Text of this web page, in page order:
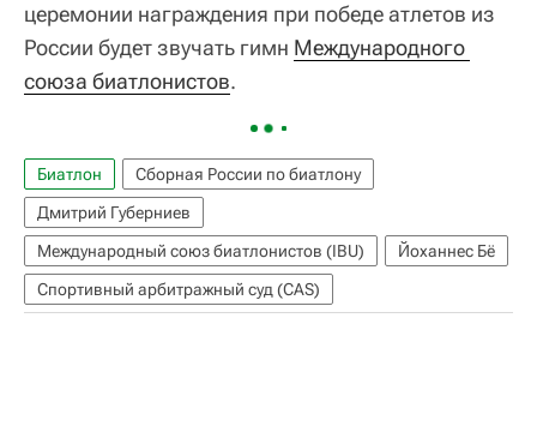
церемонии награждения при победе атлетов из
России будет звучать гимн Международного
союза биатлонистов.
Биатлон
Сборная России по биатлону
Дмитрий Губерниев
Международный союз биатлонистов (IBU)
Йоханнес Бё
Спортивный арбитражный суд (CAS)